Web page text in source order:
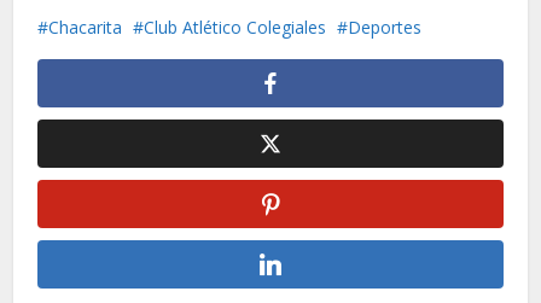
Chacarita Club Atlético Colegiales Deportes